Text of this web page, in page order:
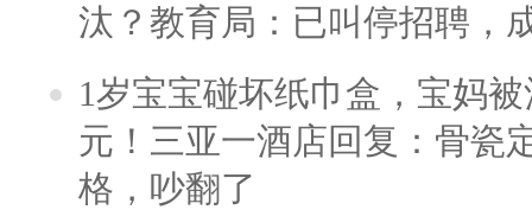
汰？教育局：已叫停招聘，
1岁宝宝碰坏纸巾盒，宝妈
元！三亚一酒店回复：骨瓷
格，吵翻了